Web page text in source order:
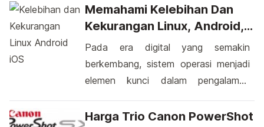
Pilihan untuk […]
perangkat Android Anda, Anda dapat
menjadikan ponsel pintar Anda lebih
tampilan hingga aplikasi khusus,
transformasi ponsel Anda dalam
sekejap dapat mencuri perhatian.
rinciannya di sini, tapi mari […]
Memahami Kelebihan Dan
Kekurangan Linux, Android,
Dan IOS Dalam Perspektif
Penggunaan
Pada era digital yang semakin
berkembang, sistem operasi menjadi
elemen kunci dalam pengalaman
adalah tiga sistem operasi yang
Harga Trio Canon PowerShot